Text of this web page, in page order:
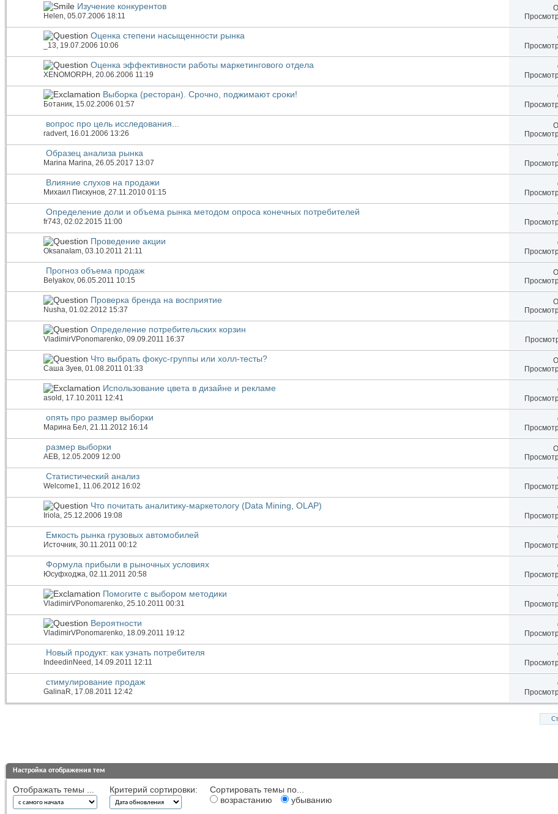
Изучение конкурентов
Helen, 05.07.2006 18:11
Оценка степени насыщенности рынка
_13, 19.07.2006 10:06
Оценка эффективности работы маркетингового отдела
XENOMORPH , 20.06.2006 11:19
Выборка (ресторан). Срочно, поджимают сроки!
Ботаник, 15.02.2006 01:57
вопрос про цель исследования...
radvert, 16.01.2006 13:26
Образец анализа рынка
Marina Marina, 26.05.2017 13:07
Влияние слухов на продажи
Михаил Пискунов, 27.11.2010 01:15
Определение доли и объема рынка методом опроса конечных потребителей
fr743, 02.02.2015 11:00
Проведение акции
OksanaIam, 03.10.2011 21:11
Прогноз объема продаж
Belyakov, 06.05.2011 10:15
Проверка бренда на восприятие
Nusha, 01.02.2012 15:37
Определение потребительских корзин
VladimirVPonomarenko, 09.09.2011 16:37
Что выбрать фокус-группы или холл-тесты?
Саша Зуев, 01.08.2011 01:33
Использование цвета в дизайне и рекламе
asold , 17.10.2011 12:41
опять про размер выборки
Марина Бел, 21.11.2012 16:14
размер выборки
АЕВ, 12.05.2009 12:00
Статистический анализ
Welcome1, 11.06.2012 16:02
Что почитать аналитику-маркетологу (Data Mining, OLAP)
Iriola, 25.12.2006 19:08
Емкость рынка грузовых автомобилей
Источник, 30.11.2011 00:12
Формула прибыли в рыночных условиях
Юсуфходжа, 02.11.2011 20:58
Помогите с выбором методики
VladimirVPonomarenko, 25.10.2011 00:31
Вероятности
VladimirVPonomarenko, 18.09.2011 19:12
Новый продукт: как узнать потребителя
IndeedinNeed , 14.09.2011 12:11
стимулирование продаж
GalinaR, 17.08.2011 12:42
Настройка отображения тем
Отображать темы ... Критерий сортировки:
Сортировать темы по...
возрастанию
убыванию